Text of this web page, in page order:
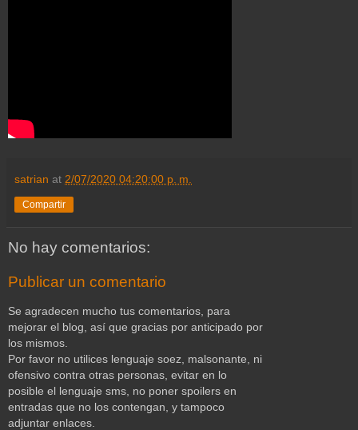
satrian at 2/07/2020 04:20:00 p. m.
Compartir
No hay comentarios:
Publicar un comentario
Se agradecen mucho tus comentarios, para
mejorar el blog, así que gracias por anticipado por
los mismos.
Por favor no utilices lenguaje soez, malsonante, ni
ofensivo contra otras personas, evitar en lo
posible el lenguaje sms, no poner spoilers en
entradas que no los contengan, y tampoco
adjuntar enlaces.